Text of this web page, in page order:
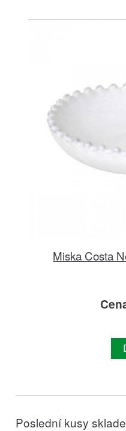
Miska Costa
Poslední kusy